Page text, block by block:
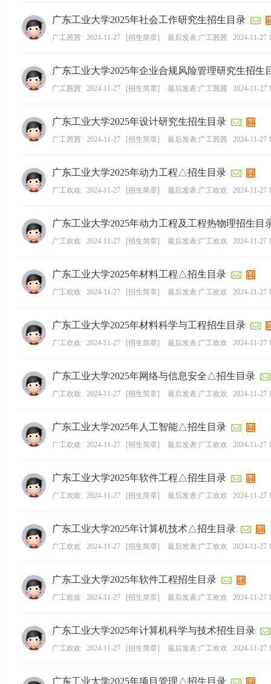
广东工业大学2025年社会工作研究生招生目录
广工茜茜 2024-11-27 [招生简章] 最后发表:广工茜茜 2024-11-27
广东工业大学2025年企业合规风险管理研究生招生
广工茜茜 2024-11-27 [招生简章] 最后发表:广工茜茜 2024-11-27
广东工业大学2025年设计研究生招生目录
广工茜茜 2024-11-27 [招生简章] 最后发表:广工茜茜 2024-11-27
广东工业大学2025年动力工程△招生目录
广工欢欢 2024-11-27 [招生简章] 最后发表:广工欢欢 2024-11-27
广东工业大学2025年动力工程及工程热物理招生目
广工欢欢 2024-11-27 [招生简章] 最后发表:广工欢欢 2024-11-27
广东工业大学2025年材料工程△招生目录
广工欢欢 2024-11-27 [招生简章] 最后发表:广工欢欢 2024-11-27
广东工业大学2025年材料科学与工程招生目录
广工欢欢 2024-11-27 [招生简章] 最后发表:广工欢欢 2024-11-27
广东工业大学2025年网络与信息安全△招生目录
广工欢欢 2024-11-27 [招生简章] 最后发表:广工欢欢 2024-11-27
广东工业大学2025年人工智能△招生目录
广工欢欢 2024-11-27 [招生简章] 最后发表:广工欢欢 2024-11-27
广东工业大学2025年软件工程△招生目录
广工欢欢 2024-11-27 [招生简章] 最后发表:广工欢欢 2024-11-27
广东工业大学2025年计算机技术△招生目录
广工欢欢 2024-11-27 [招生简章] 最后发表:广工欢欢 2024-11-27
广东工业大学2025年软件工程招生目录
广工欢欢 2024-11-27 [招生简章] 最后发表:广工欢欢 2024-11-27
广东工业大学2025年计算机科学与技术招生目录
广工欢欢 2024-11-27 [招生简章] 最后发表:广工欢欢 2024-11-27
广东工业大学2025年项目管理△招生目录